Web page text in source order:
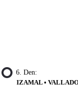
6. Den:
IZAMAL •